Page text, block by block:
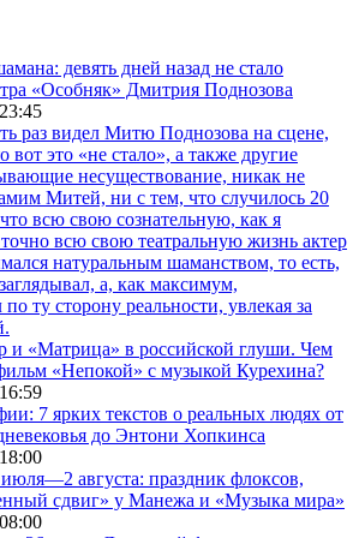
девять дней назад не стало
«Особняк» Дмитрия Поднозова
23:45
раз видел Митю Поднозова на сцене,
вот это «не стало», а также другие
несуществование, никак не
Митей, ни с тем, что случилось 20
всю свою сознательную, как я
всю свою театральную жизнь актер
натуральным шаманством, то есть,
а, как максимум,
ту сторону реальности, увлекая за
и «Матрица» в российской глуши. Чем
«Непокой» с музыкой Курехина?
16:59
7 ярких текстов о реальных людях от
до Энтони Хопкинса
18:00
августа: праздник флоксов,
сдвиг» у Манежа и «Музыка мира»
08:00